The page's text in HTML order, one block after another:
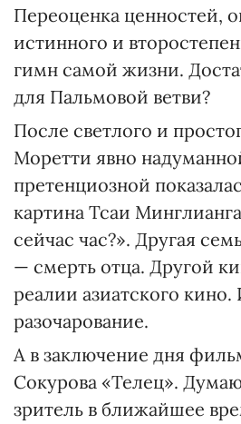
Переоценка ценностей,
истинного и
гимн самой жизни.
для Пальмовой ветви?
После светлого и
Моретти явно
претенциозной
картина Тсаи
сейчас час?». Другая
— смерть отца. Другой
реалии азиатского
разочарование.
А в заключение дня
Сокурова «Телец».
зритель в ближайшее